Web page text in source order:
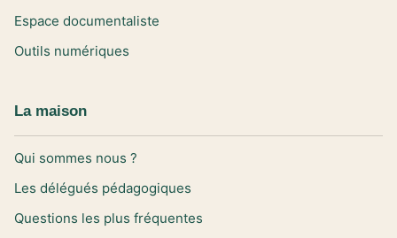
Espace documentaliste
Outils numériques
La maison
Qui sommes nous ?
Les délégués pédagogiques
Questions les plus fréquentes